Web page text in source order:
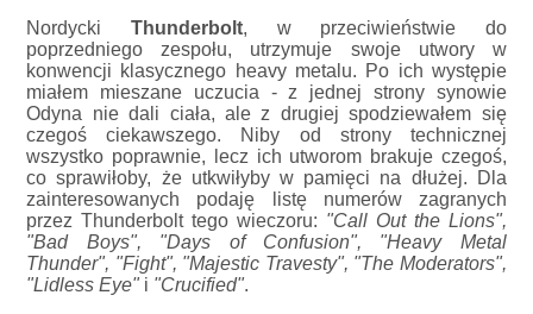
Nordycki Thunderbolt, w przeciwieństwie do
poprzedniego zespołu, utrzymuje swoje utwory w
konwencji klasycznego heavy metalu. Po ich występie
miałem mieszane uczucia - z jednej strony synowie
Odyna nie dali ciała, ale z drugiej spodziewałem się
czegoś ciekawszego. Niby od strony technicznej
wszystko poprawnie, lecz ich utworom brakuje czegoś,
co sprawiłoby, że utkwiłyby w pamięci na dłużej. Dla
zainteresowanych podaję listę numerów zagranych
przez Thunderbolt tego wieczoru: "Call Out the Lions",
"Bad Boys", "Days of Confusion", "Heavy Metal
Thunder", "Fight", "Majestic Travesty", "The Moderators",
"Lidless Eye"i "Crucified".